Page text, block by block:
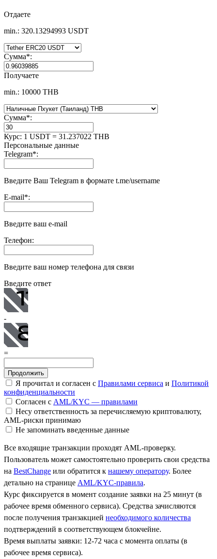
Отдаете
min.: 320.13294993 USDT
Сумма*:
Получаете
min.: 10000 THB
Сумма*:
Курс: 1 USDT = 31.237022 THB
Персональные данные
Telegram*:
Введите Ваш Telegram в формате t.me/username
E-mail*:
Введите ваш e-mail
Телефон:
Введите ваш номер телефона для связи
Введите ответ
-
=
Я прочитал и согласен с Правилами сервиса и Политикой
конфиденциальности
Согласен с AML/KYC — правилами
Несу ответственность за перечисляемую криптовалюту,
AML-риски принимаю
Не запоминать введенные данные
Все входящие транзакции проходят AML-проверку.
Пользователь может самостоятельно проверить свои средства
на BestChange или обратится к нашему оператору. Более
детально на странице AML/KYC-правила.
Курс фиксируется в момент создание заявки на 25 минут (в
рабочее время обменного сервиса). Средства зачисляются
после получения транзакцией необходимого количества
подтверждений в соответствующем блокчейне.
Время выплаты заявки: 12-72 часа с момента оплаты (в
рабочее время сервиса).